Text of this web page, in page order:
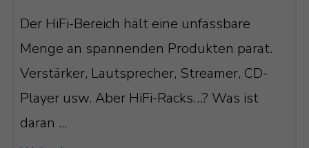
Der HiFi-Bereich hält eine unfassbare
Menge an spannenden Produkten parat.
Verstärker, Lautsprecher, Streamer, CD-
Player usw. Aber HiFi-Racks…? Was ist
daran ...